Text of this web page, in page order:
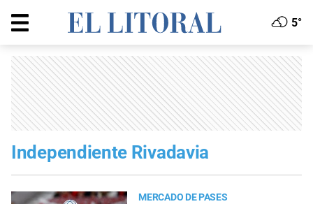
5°
Independiente Rivadavia
MERCADO DE PASES